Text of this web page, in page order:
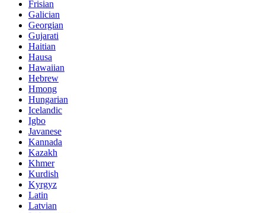
Frisian
Galician
Georgian
Gujarati
Haitian
Hausa
Hawaiian
Hebrew
Hmong
Hungarian
Icelandic
Igbo
Javanese
Kannada
Kazakh
Khmer
Kurdish
Kyrgyz
Latin
Latvian